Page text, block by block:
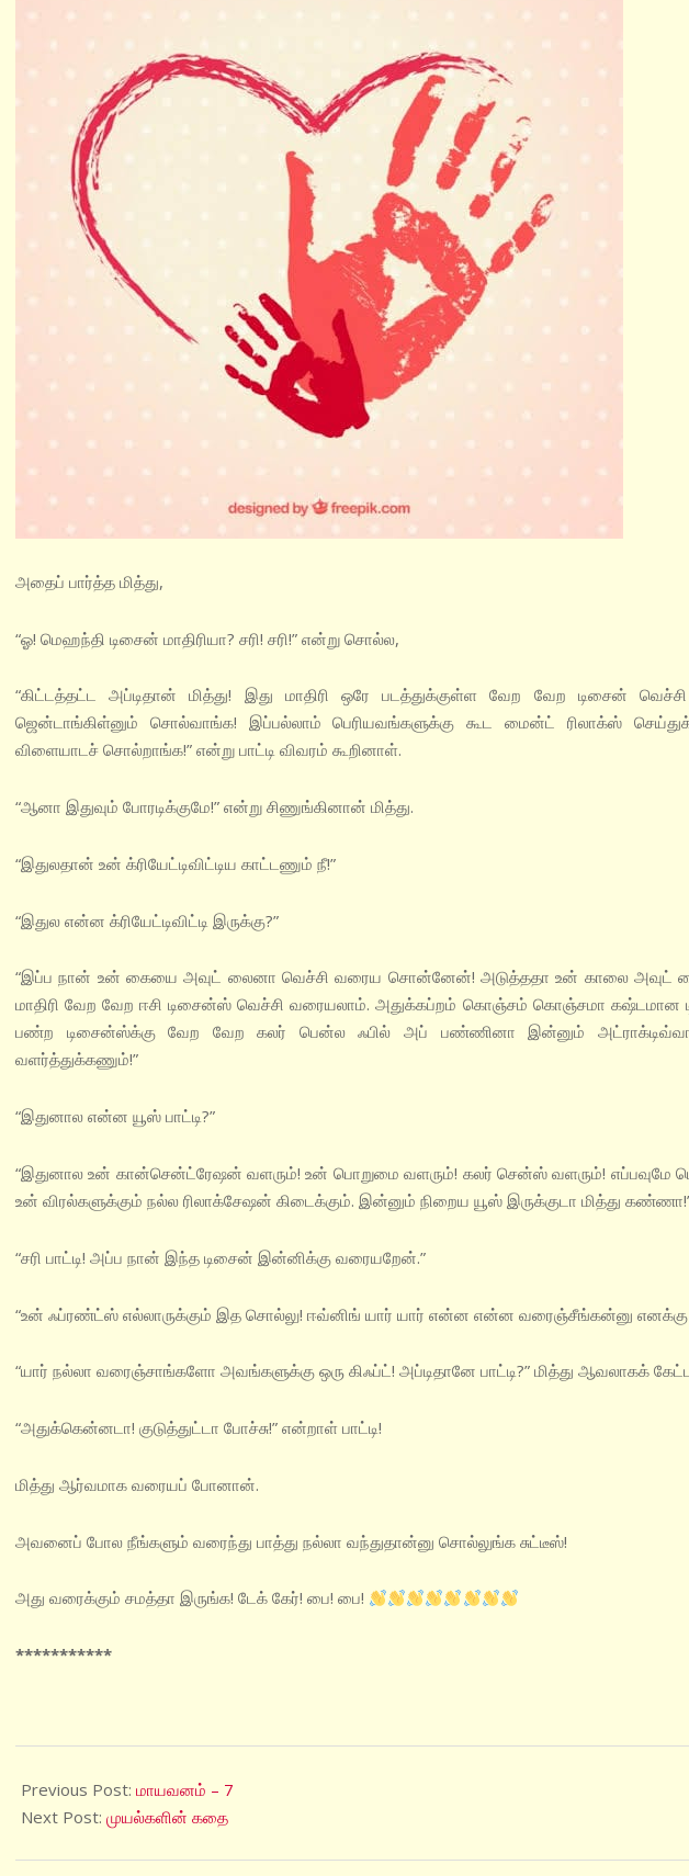
அதைப் பார்த்த மித்து,
“ஓ! மெஹந்தி டிசைன் மாதிரியா? சரி! சரி!” என்று சொல்ல,
“கிட்டத்தட்ட அப்டிதான் மித்து! இது மாதிரி ஒரே படத்துக்குள்ள வேற வேற டிசைன் வெச்சி
ஜென்டாங்கிள்னும் சொல்வாங்க! இப்பல்லாம் பெரியவங்களுக்கு கூட மைன்ட் ரிலாக்ஸ்
விளையாடச் சொல்றாங்க!” என்று பாட்டி விவரம் கூறினாள்.
“ஆனா இதுவும் போரடிக்குமே!” என்று சிணுங்கினான் மித்து.
“இதுலதான் உன் க்ரியேட்டிவிட்டிய காட்டணும் நீ!”
“இதுல என்ன க்ரியேட்டிவிட்டி இருக்கு?”
“இப்ப நான் உன் கையை அவுட் லைனா வெச்சி வரைய சொன்னேன்! அடுத்ததா உன் காலை அவுட்
மாதிரி வேற வேற ஈசி டிசைன்ஸ் வெச்சி வரையலாம். அதுக்கப்றம் கொஞ்சம் கொஞ்சமா கஷ்டமான
பண்ற டிசைன்ஸ்க்கு வேற வேற கலர் பென்ல ஃபில் அப் பண்ணினா இன்னும்
வளர்த்துக்கணும்!”
“இதுனால என்ன யூஸ் பாட்டி?”
“இதுனால உன் கான்சென்ட்ரேஷன் வளரும்! உன் பொறுமை வளரும்! கலர் சென்ஸ் வளரும்! எப்பவுமே
உன் விரல்களுக்கும் நல்ல ரிலாக்சேஷன் கிடைக்கும். இன்னும் நிறைய யூஸ் இருக்குடா மித்து
“சரி பாட்டி! அப்ப நான் இந்த டிசைன் இன்னிக்கு வரையறேன்.”
“உன் ஃப்ரண்ட்ஸ் எல்லாருக்கும் இத சொல்லு! ஈவ்னிங் யார் யார் என்ன என்ன வரைஞ்சீங்கன்னு எனக்கு
“யார் நல்லா வரைஞ்சாங்களோ அவங்களுக்கு ஒரு கிஃப்ட்! அப்டிதானே பாட்டி?” மித்து ஆவலாகக்
“அதுக்கென்னடா! குடுத்துட்டா போச்சு!” என்றாள் பாட்டி!
மித்து ஆர்வமாக வரையப் போனான்.
அவனைப் போல நீங்களும் வரைந்து பாத்து நல்லா வந்துதான்னு சொல்லுங்க சுட்டீஸ்!
அது வரைக்கும் சமத்தா இருங்க! டேக் கேர்! பை! பை!
***********
01-
15
Previous Post: மாயவனம் – 7
Next Post: முயல்களின் கதை